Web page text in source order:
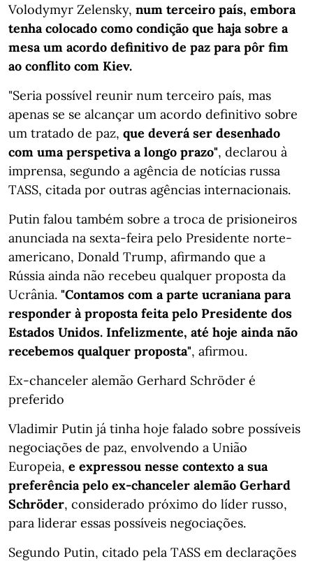
Volodymyr Zelensky, num terceiro país, embora
tenha colocado como condição que haja sobre a
mesa um acordo definitivo de paz para pôr fim
ao conflito com Kiev.
"Seria possível reunir num terceiro país, mas
apenas se se alcançar um acordo definitivo sobre
um tratado de paz, que deverá ser desenhado
com uma perspetiva a longo prazo", declarou à
imprensa, segundo a agência de notícias russa
TASS, citada por outras agências internacionais.
Putin falou também sobre a troca de prisioneiros
anunciada na sexta-feira pelo Presidente norte-
americano, Donald Trump, afirmando que a
Rússia ainda não recebeu qualquer proposta da
Ucrânia. "Contamos com a parte ucraniana para
responder à proposta feita pelo Presidente dos
Estados Unidos. Infelizmente, até hoje ainda não
recebemos qualquer proposta", afirmou.
Ex-chanceler alemão Gerhard Schröder é
preferido
Vladimir Putin já tinha hoje falado sobre possíveis
negociações de paz, envolvendo a União
Europeia, e expressou nesse contexto a sua
preferência pelo ex-chanceler alemão Gerhard
Schröder, considerado próximo do líder russo,
para liderar essas possíveis negociações.
Segundo Putin, citado pela TASS em declarações